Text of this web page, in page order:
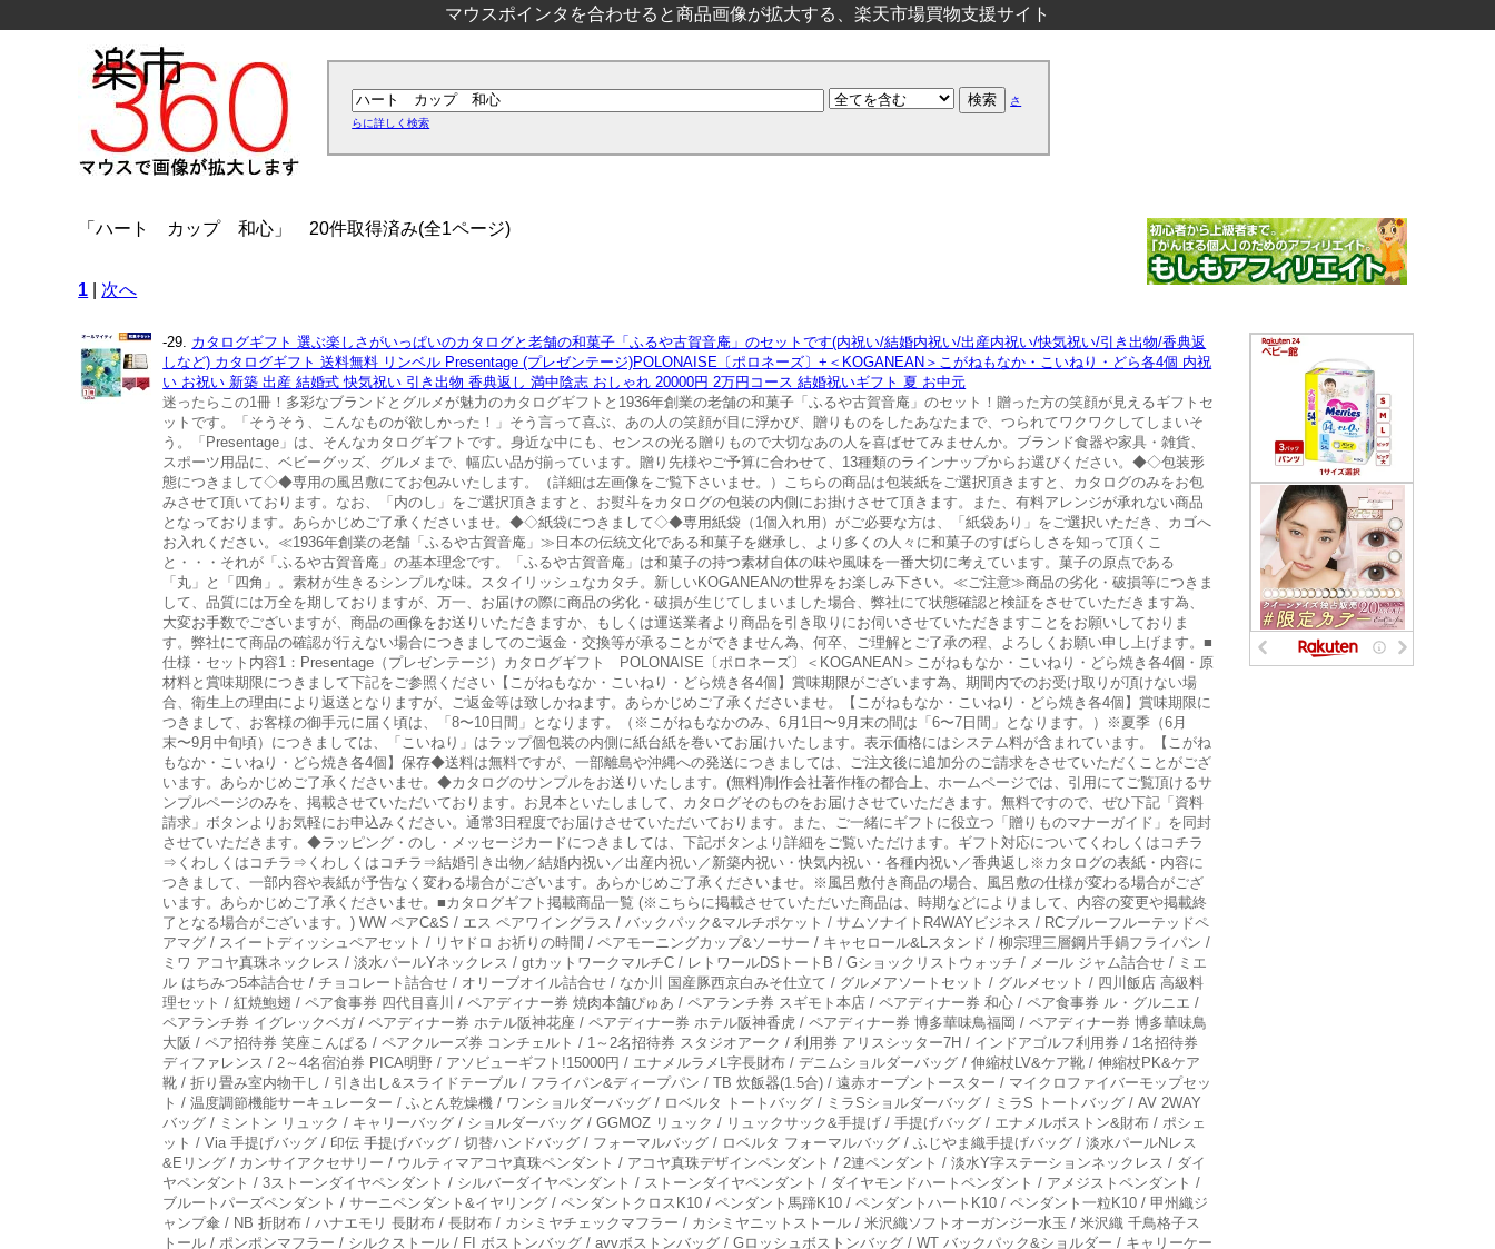
マウスポインタを合わせると商品画像が拡大する、楽天市場買物支援サイト
さ
らに詳しく検索
「ハート カップ 和心」 20件取得済み(全1ページ)
1 次へ
-29. カタログギフト 選ぶ楽しさがいっぱいのカタログと老舗の和菓子「ふるや古賀音庵」のセットです(内祝い/結婚内祝い/出産内祝い/快気祝い/引き出物/香典返
しなど) カタログギフト 送料無料 リンベル Presentage (プレゼンテージ)POLONAISE〔ポロネーズ〕+＜KOGANEAN＞こがねもなか・こいねり・どら各4個 内祝
い お祝い 新築 出産 結婚式 快気祝い 引き出物 香典返し 満中陰志 おしゃれ 20000円 2万円コース 結婚祝いギフト 夏 お中元
迷ったらこの1冊！多彩なブランドとグルメが魅力のカタログギフトと1936年創業の老舗の和菓子「ふるや古賀音庵」のセット！贈った方の笑顔が見えるギフトセ
ットです。「そうそう、こんなものが欲しかった！」そう言って喜ぶ、あの人の笑顔が目に浮かび、贈りものをしたあなたまで、つられてワクワクしてしまいそ
う。「Presentage」は、そんなカタログギフトです。身近な中にも、センスの光る贈りもので大切なあの人を喜ばせてみませんか。ブランド食器や家具・雑貨、
スポーツ用品に、ベビーグッズ、グルメまで、幅広い品が揃っています。贈り先様やご予算に合わせて、13種類のラインナップからお選びください。◆◇包装形
態につきまして◇◆専用の風呂敷にてお包みいたします。（詳細は左画像をご覧下さいませ。）こちらの商品は包装紙をご選択頂きますと、カタログのみをお包
みさせて頂いております。なお、「内のし」をご選択頂きますと、お熨斗をカタログの包装の内側にお掛けさせて頂きます。また、有料アレンジが承れない商品
となっております。あらかじめご了承くださいませ。◆◇紙袋につきまして◇◆専用紙袋（1個入れ用）がご必要な方は、「紙袋あり」をご選択いただき、カゴへ
お入れください。≪1936年創業の老舗「ふるや古賀音庵」≫日本の伝統文化である和菓子を継承し、より多くの人々に和菓子のすばらしさを知って頂くこ
と・・・それが「ふるや古賀音庵」の基本理念です。「ふるや古賀音庵」は和菓子の持つ素材自体の味や風味を一番大切に考えています。菓子の原点である
「丸」と「四角」。素材が生きるシンプルな味。スタイリッシュなカタチ。新しいKOGANEANの世界をお楽しみ下さい。≪ご注意≫商品の劣化・破損等につきま
して、品質には万全を期しておりますが、万一、お届けの際に商品の劣化・破損が生じてしまいました場合、弊社にて状態確認と検証をさせていただきます為、
大変お手数でございますが、商品の画像をお送りいただきますか、もしくは運送業者より商品を引き取りにお伺いさせていただきますことをお願いしておりま
す。弊社にて商品の確認が行えない場合につきましてのご返金・交換等が承ることができません為、何卒、ご理解とご了承の程、よろしくお願い申し上げます。■
仕様・セット内容1：Presentage（プレゼンテージ）カタログギフト POLONAISE〔ポロネーズ〕＜KOGANEAN＞こがねもなか・こいねり・どら焼き各4個・原
材料と賞味期限につきまして下記をご参照ください【こがねもなか・こいねり・どら焼き各4個】賞味期限がございます為、期間内でのお受け取りが頂けない場
合、衛生上の理由により返送となりますが、ご返金等は致しかねます。あらかじめご了承くださいませ。【こがねもなか・こいねり・どら焼き各4個】賞味期限に
つきまして、お客様の御手元に届く頃は、「8〜10日間」となります。（※こがねもなかのみ、6月1日〜9月末の間は「6〜7日間」となります。）※夏季（6月
末〜9月中旬頃）につきましては、「こいねり」はラップ個包装の内側に紙台紙を巻いてお届けいたします。表示価格にはシステム料が含まれています。【こがね
もなか・こいねり・どら焼き各4個】保存◆送料は無料ですが、一部離島や沖縄への発送につきましては、ご注文後に追加分のご請求をさせていただくことがござ
います。あらかじめご了承くださいませ。◆カタログのサンプルをお送りいたします。(無料)制作会社著作権の都合上、ホームページでは、引用にてご覧頂けるサ
ンプルページのみを、掲載させていただいております。お見本といたしまして、カタログそのものをお届けさせていただきます。無料ですので、ぜひ下記「資料
請求」ボタンよりお気軽にお申込みください。通常3日程度でお届けさせていただいております。また、ご一緒にギフトに役立つ「贈りものマナーガイド」を同封
させていただきます。◆ラッピング・のし・メッセージカードにつきましては、下記ボタンより詳細をご覧いただけます。ギフト対応についてくわしくはコチラ
⇒くわしくはコチラ⇒くわしくはコチラ⇒結婚引き出物／結婚内祝い／出産内祝い／新築内祝い・快気内祝い・各種内祝い／香典返し※カタログの表紙・内容に
つきまして、一部内容や表紙が予告なく変わる場合がございます。あらかじめご了承くださいませ。※風呂敷付き商品の場合、風呂敷の仕様が変わる場合がござ
います。あらかじめご了承くださいませ。■カタログギフト掲載商品一覧 (※こちらに掲載させていただいた商品は、時期などによりまして、内容の変更や掲載終
了となる場合がございます。) WW ペアC&S / エス ペアワイングラス / バックパック&マルチポケット / サムソナイトR4WAYビジネス / RCブルーフルーテッドペ
アマグ / スイートディッシュペアセット / リヤドロ お祈りの時間 / ペアモーニングカップ&ソーサー / キャセロール&Lスタンド / 柳宗理三層鋼片手鍋フライパン /
ミワ アコヤ真珠ネックレス / 淡水パールYネックレス / gtカットワークマルチC / レトワールDSトートB / Gショックリストウォッチ / メール ジャム詰合せ / ミエ
ル はちみつ5本詰合せ / チョコレート詰合せ / オリーブオイル詰合せ / なか川 国産豚西京白みそ仕立て / グルメアソートセット / グルメセット / 四川飯店 高級料
理セット / 紅焼鮑翅 / ペア食事券 四代目喜川 / ペアディナー券 焼肉本舗ぴゅあ / ペアランチ券 スギモト本店 / ペアディナー券 和心 / ペア食事券 ル・グルニエ /
ペアランチ券 イグレックベガ / ペアディナー券 ホテル阪神花座 / ペアディナー券 ホテル阪神香虎 / ペアディナー券 博多華味鳥福岡 / ペアディナー券 博多華味鳥
大阪 / ペア招待券 笑座こんぱる / ペアクルーズ券 コンチェルト / 1～2名招待券 スタジオアーク / 利用券 アリスシッター7H / インドアゴルフ利用券 / 1名招待券
ディファレンス / 2～4名宿泊券 PICA明野 / アソビューギフト!15000円 / エナメルラメL字長財布 / デニムショルダーバッグ / 伸縮杖LV&ケア靴 / 伸縮杖PK&ケア
靴 / 折り畳み室内物干し / 引き出し&スライドテーブル / フライパン&ディープパン / TB 炊飯器(1.5合) / 遠赤オーブントースター / マイクロファイバーモップセッ
ト / 温度調節機能サーキュレーター / ふとん乾燥機 / ワンショルダーバッグ / ロベルタ トートバッグ / ミラSショルダーバッグ / ミラS トートバッグ / AV 2WAY
バッグ / ミントン リュック / キャリーバッグ / ショルダーバッグ / GGMOZ リュック / リュックサック&手提げ / 手提げバッグ / エナメルボストン&財布 / ポシェ
ット / Via 手提げバッグ / 印伝 手提げバッグ / 切替ハンドバッグ / フォーマルバッグ / ロベルタ フォーマルバッグ / ふじやま織手提げバッグ / 淡水パールNレス
&Eリング / カンサイアクセサリー / ウルティマアコヤ真珠ペンダント / アコヤ真珠デザインペンダント / 2連ペンダント / 淡水Y字ステーションネックレス / ダイ
ヤペンダント / 3ストーンダイヤペンダント / シルバーダイヤペンダント / ストーンダイヤペンダント / ダイヤモンドハートペンダント / アメジストペンダント /
ブルートパーズペンダント / サーニペンダント&イヤリング / ペンダントクロスK10 / ペンダント馬蹄K10 / ペンダントハートK10 / ペンダント一粒K10 / 甲州織ジ
ャンプ傘 / NB 折財布 / ハナエモリ 長財布 / 長財布 / カシミヤチェックマフラー / カシミヤニットストール / 米沢織ソフトオーガンジー水玉 / 米沢織 千鳥格子ス
トール / ポンポンマフラー / シルクストール / FI ボストンバッグ / аvvボストンバッグ / Gロッシュボストンバッグ / WT バックパック&ショルダー / キャリーケー